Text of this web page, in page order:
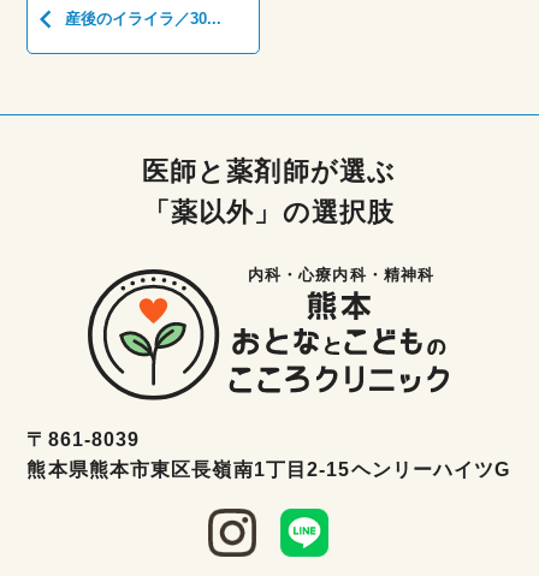
keyboard_arrow_left 産後のイライラ／30...
医師と薬剤師が選ぶ
「薬以外」の選択肢
内科・心療内科・精神科
〒861-8039
熊本県熊本市東区長嶺南1丁目2-15ヘンリーハイツG